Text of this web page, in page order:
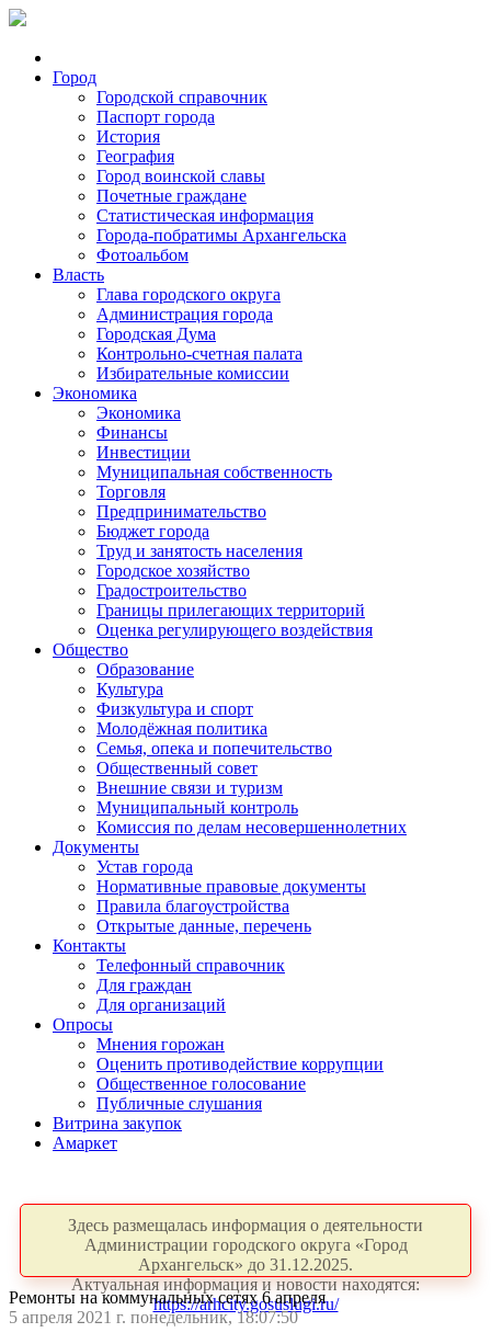
Город
Городской справочник
Паспорт города
История
География
Город воинской славы
Почетные граждане
Статистическая информация
Города-побратимы Архангельска
Фотоальбом
Власть
Глава городского округа
Администрация города
Городская Дума
Контрольно-счетная палата
Избирательные комиссии
Экономика
Экономика
Финансы
Инвестиции
Муниципальная собственность
Торговля
Предпринимательство
Бюджет города
Труд и занятость населения
Городское хозяйство
Градостроительство
Границы прилегающих территорий
Оценка регулирующего воздействия
Общество
Образование
Культура
Физкультура и спорт
Молодёжная политика
Семья, опека и попечительство
Общественный совет
Внешние связи и туризм
Муниципальный контроль
Комиссия по делам несовершеннолетних
Документы
Устав города
Нормативные правовые документы
Правила благоустройства
Открытые данные, перечень
Контакты
Телефонный справочник
Для граждан
Для организаций
Опросы
Мнения горожан
Оценить противодействие коррупции
Общественное голосование
Публичные слушания
Витрина закупок
Амаркет
Здесь размещалась информация о деятельности
Администрации городского округа «Город
Архангельск» до 31.12.2025.
Актуальная информация и новости находятся:
https://arhcity.gosuslugi.ru/
Ремонты на коммунальных сетях 6 апреля
5 апреля 2021 г. понедельник, 18:07:50